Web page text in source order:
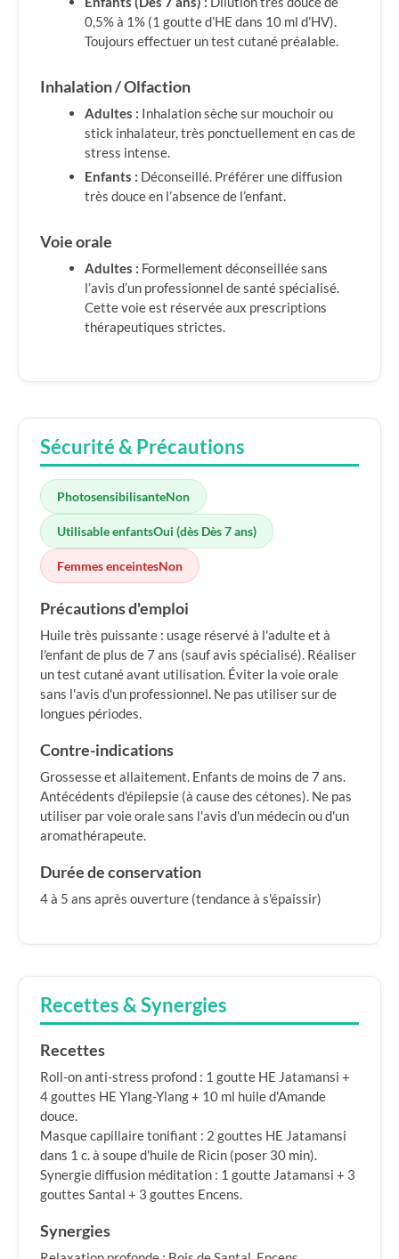
0,5% à 1% (1 goutte d’HE dans 10 ml d’HV).
Toujours effectuer un test cutané préalable.
Inhalation / Olfaction
Adultes : Inhalation sèche sur mouchoir ou
stick inhalateur, très ponctuellement en cas de
stress intense.
Enfants : Déconseillé. Préférer une diffusion
très douce en l’absence de l’enfant.
Voie orale
Adultes : Formellement déconseillée sans
l’avis d’un professionnel de santé spécialisé.
Cette voie est réservée aux prescriptions
thérapeutiques strictes.
Sécurité & Précautions
PhotosensibilisanteNon
Utilisable enfantsOui (dès Dès 7 ans)
Femmes enceintesNon
Précautions d'emploi
Huile très puissante : usage réservé à l'adulte et à
l'enfant de plus de 7 ans (sauf avis spécialisé). Réaliser
un test cutané avant utilisation. Éviter la voie orale
sans l'avis d'un professionnel. Ne pas utiliser sur de
longues périodes.
Contre-indications
Grossesse et allaitement. Enfants de moins de 7 ans.
Antécédents d'épilepsie (à cause des cétones). Ne pas
utiliser par voie orale sans l'avis d'un médecin ou d'un
aromathérapeute.
Durée de conservation
4 à 5 ans après ouverture (tendance à s'épaissir)
Recettes & Synergies
Recettes
Roll-on anti-stress profond : 1 goutte HE Jatamansi +
4 gouttes HE Ylang-Ylang + 10 ml huile d'Amande
douce.
Masque capillaire tonifiant : 2 gouttes HE Jatamansi
dans 1 c. à soupe d'huile de Ricin (poser 30 min).
Synergie diffusion méditation : 1 goutte Jatamansi + 3
gouttes Santal + 3 gouttes Encens.
Synergies